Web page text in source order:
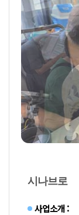
시나브로
사업소개 :